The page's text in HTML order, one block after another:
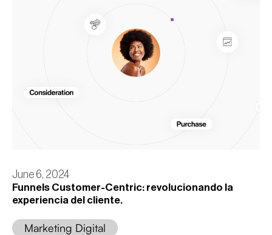
June 6, 2024
Funnels Customer-Centric: revolucionando la
experiencia del cliente.
Marketing Digital